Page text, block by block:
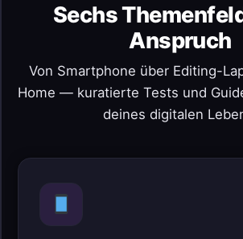
Sechs
Anspruch
Von Smartphone über Editing-
Home — kuratierte Tests und
deines digitalen